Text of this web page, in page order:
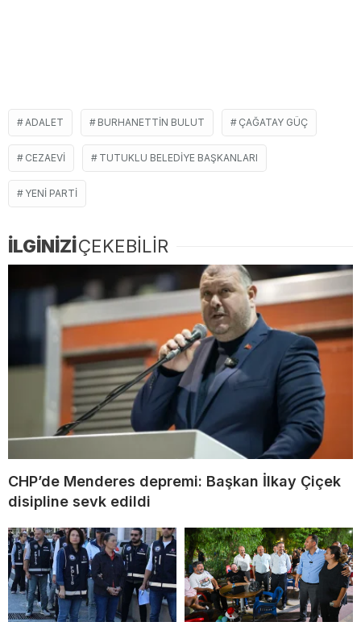
ADALET BURHANETTIN BULUT ÇAĞATAY GÜÇ
CEZAEVI TUTUKLU BELEDIYE BAŞKANLARI
YENI PARTI
İLGİNİZİÇEKEBİLİR
CHP’de Menderes depremi: Başkan İlkay Çiçek
disipline sevk edildi